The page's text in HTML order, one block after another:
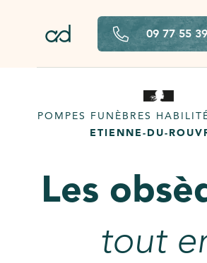
09 77 55
POMPES FUNÈBRES
ETIENNE-DU-
Les
tout